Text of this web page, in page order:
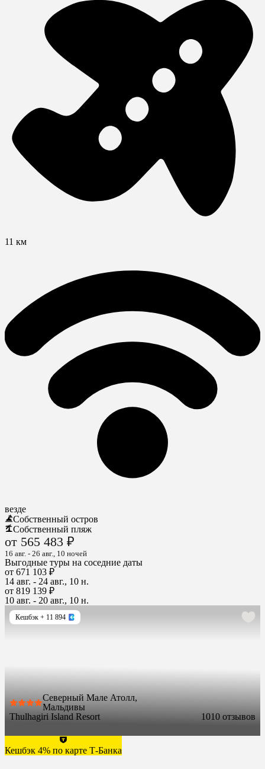
11 км
везде
Собственный остров
Собственный пляж
от 565 483 ₽
16 авг. - 26 авг., 10 ночей
Выгодные туры на соседние даты
от 671 103 ₽
14 авг. - 24 авг., 10 н.
от 819 139 ₽
10 авг. - 20 авг., 10 н.
Кешбэк + 11 894
Северный Мале Атолл,
Мальдивы
Thulhagiri Island Resort
1010 отзывов
Кешбэк 4% по карте Т-Банка